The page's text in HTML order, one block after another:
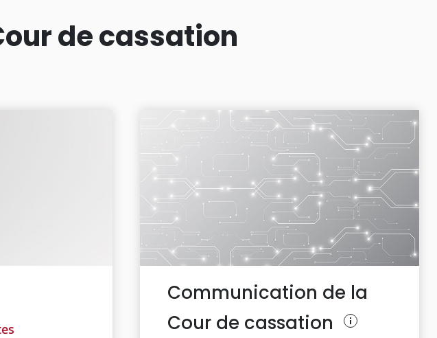
de cassation
Communication de la
Cour de cassation